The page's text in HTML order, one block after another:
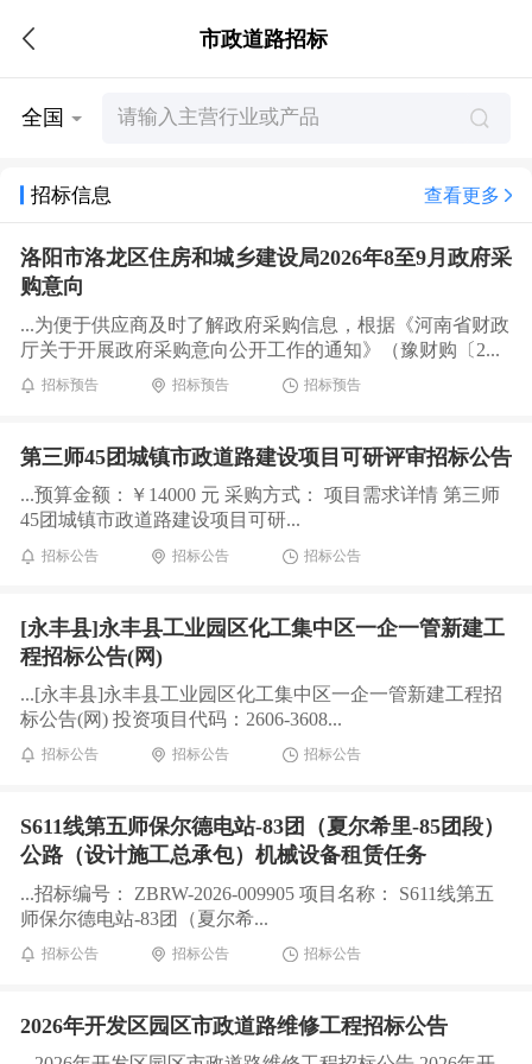
市政道路招标
全国
招标信息 查看更多
洛阳市洛龙区住房和城乡建设局2026年8至9月政府采
购意向
...为便于供应商及时了解政府采购信息，根据《河南省财政
厅关于开展政府采购意向公开工作的通知》（豫财购〔2...
招标预告 招标预告 招标预告
第三师45团城镇市政道路建设项目可研评审招标公告
...预算金额：￥14000 元 采购方式： 项目需求详情 第三师
45团城镇市政道路建设项目可研...
招标公告 招标公告 招标公告
[永丰县]永丰县工业园区化工集中区一企一管新建工
程招标公告(网)
...[永丰县]永丰县工业园区化工集中区一企一管新建工程招
标公告(网) 投资项目代码：2606-3608...
招标公告 招标公告 招标公告
S611线第五师保尔德电站-83团（夏尔希里-85团段）
公路（设计施工总承包）机械设备租赁任务
...招标编号： ZBRW-2026-009905 项目名称： S611线第五
师保尔德电站-83团（夏尔希...
招标公告 招标公告 招标公告
2026年开发区园区市政道路维修工程招标公告